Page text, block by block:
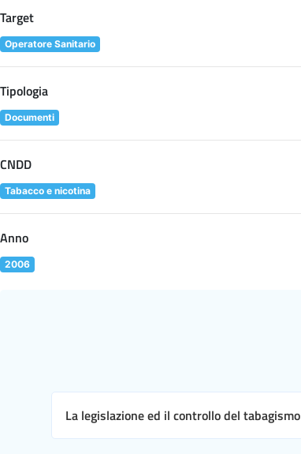
Target
Operatore Sanitario
Tipologia
Documenti
CNDD
Tabacco e nicotina
Anno
2006
La legislazione ed il controllo del tabagismo